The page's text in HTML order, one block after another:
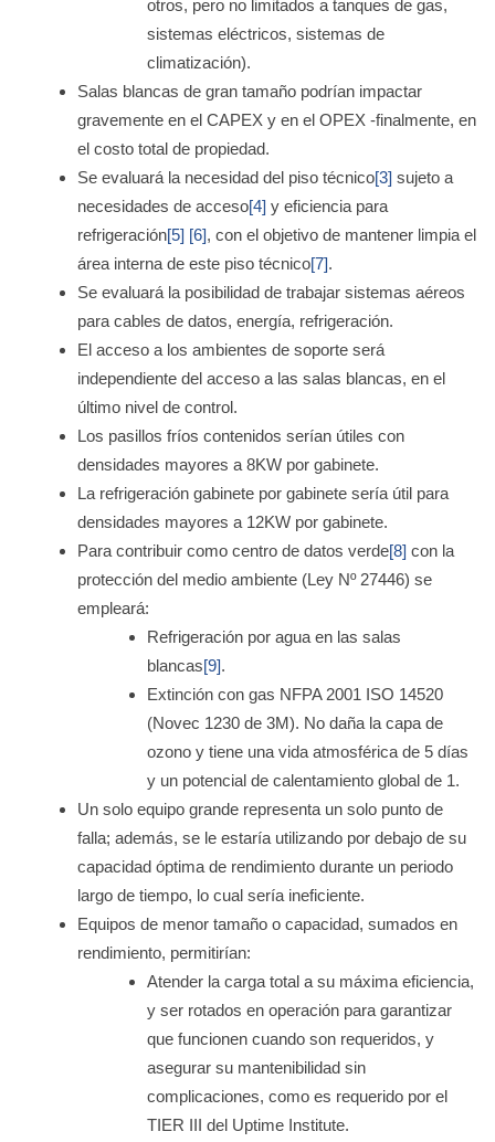
otros, pero no limitados a tanques de gas,
sistemas eléctricos, sistemas de
climatización).
Salas blancas de gran tamaño podrían impactar
gravemente en el CAPEX y en el OPEX -finalmente, en
el costo total de propiedad.
Se evaluará la necesidad del piso técnico[3] sujeto a
necesidades de acceso[4] y eficiencia para
refrigeración[5] [6], con el objetivo de mantener limpia el
área interna de este piso técnico[7].
Se evaluará la posibilidad de trabajar sistemas aéreos
para cables de datos, energía, refrigeración.
El acceso a los ambientes de soporte será
independiente del acceso a las salas blancas, en el
último nivel de control.
Los pasillos fríos contenidos serían útiles con
densidades mayores a 8KW por gabinete.
La refrigeración gabinete por gabinete sería útil para
densidades mayores a 12KW por gabinete.
Para contribuir como centro de datos verde[8] con la
protección del medio ambiente (Ley Nº 27446) se
empleará:
Refrigeración por agua en las salas
blancas[9].
Extinción con gas NFPA 2001 ISO 14520
(Novec 1230 de 3M). No daña la capa de
ozono y tiene una vida atmosférica de 5 días
y un potencial de calentamiento global de 1.
Un solo equipo grande representa un solo punto de
falla; además, se le estaría utilizando por debajo de su
capacidad óptima de rendimiento durante un periodo
largo de tiempo, lo cual sería ineficiente.
Equipos de menor tamaño o capacidad, sumados en
rendimiento, permitirían:
Atender la carga total a su máxima eficiencia,
y ser rotados en operación para garantizar
que funcionen cuando son requeridos, y
asegurar su mantenibilidad sin
complicaciones, como es requerido por el
TIER III del Uptime Institute.